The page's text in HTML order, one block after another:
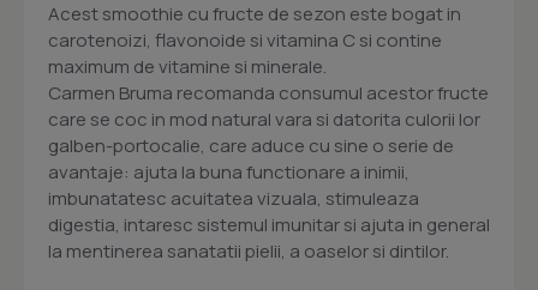
Acest smoothie cu fructe de sezon este bogat in
carotenoizi, flavonoide si vitamina C si contine
maximum de vitamine si minerale.
Carmen Bruma recomanda consumul acestor fructe
care se coc in mod natural vara si datorita culorii lor
galben-portocalie, care aduce cu sine o serie de
avantaje: ajuta la buna functionare a inimii,
imbunatatesc acuitatea vizuala, stimuleaza
digestia, intaresc sistemul imunitar si ajuta in general
la mentinerea sanatatii pielii, a oaselor si dintilor.